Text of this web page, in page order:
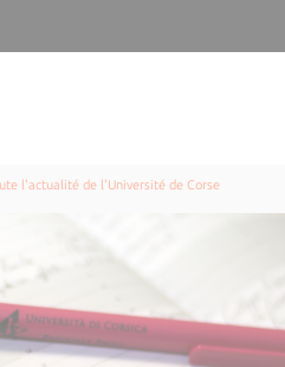
l'actualité de l'Université de Corse